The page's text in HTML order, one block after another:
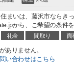
まいは、藤沢市ならき
から、ご希望の条件
礼金 間取り 面
ありません。
い合わせはこちら